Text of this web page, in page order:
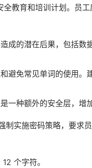
教育和培训计划。员
成的潜在后果，包括数
避免常见单词的使用。
一种额外的安全层，增
制实施密码策略，要求
个字符。